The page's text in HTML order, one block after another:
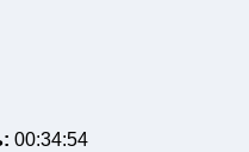
00:34:54